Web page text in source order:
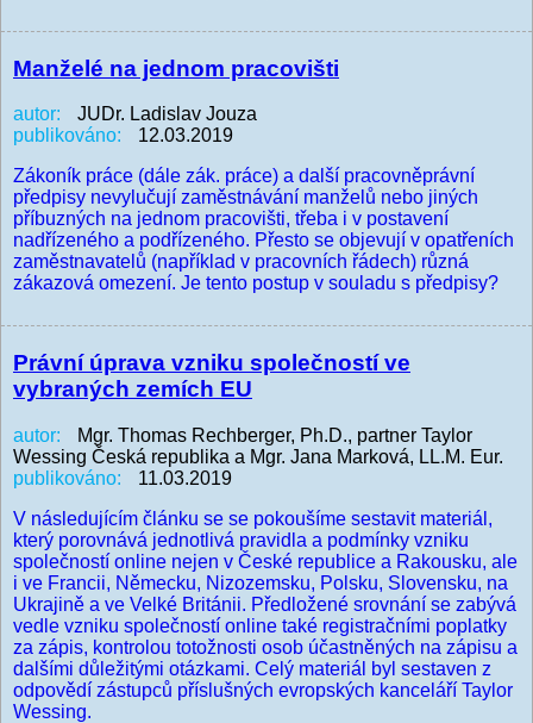
Manželé na jednom pracovišti
autor:
JUDr. Ladislav Jouza
publikováno:
12.03.2019
Zákoník práce (dále zák. práce) a další pracovněprávní
předpisy nevylučují zaměstnávání manželů nebo jiných
příbuzných na jednom pracovišti, třeba i v postavení
nadřízeného a podřízeného. Přesto se objevují v opatřeních
zaměstnavatelů (například v pracovních řádech) různá
zákazová omezení. Je tento postup v souladu s předpisy?
Právní úprava vzniku společností ve
vybraných zemích EU
autor:
Mgr. Thomas Rechberger, Ph.D., partner Taylor
Wessing Česká republika a Mgr. Jana Marková, LL.M. Eur.
publikováno:
11.03.2019
V následujícím článku se se pokoušíme sestavit materiál,
který porovnává jednotlivá pravidla a podmínky vzniku
společností online nejen v České republice a Rakousku, ale
i ve Francii, Německu, Nizozemsku, Polsku, Slovensku, na
Ukrajině a ve Velké Británii. Předložené srovnání se zabývá
vedle vzniku společností online také registračními poplatky
za zápis, kontrolou totožnosti osob účastněných na zápisu a
dalšími důležitými otázkami. Celý materiál byl sestaven z
odpovědí zástupců příslušných evropských kanceláří Taylor
Wessing.